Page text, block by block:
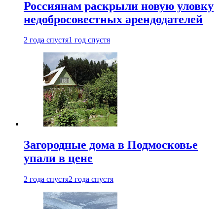
Россиянам раскрыли новую уловку
недобросовестных арендодателей
2 года спустя1 год спустя
Загородные дома в Подмосковье
упали в цене
2 года спустя2 года спустя